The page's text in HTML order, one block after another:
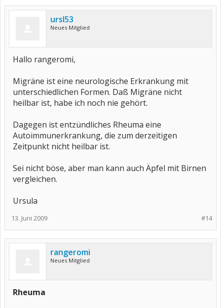
ursl53
Neues Mitglied
Hallo rangeromi,
Migräne ist eine neurologische Erkrankung mit
unterschiedlichen Formen. Daß Migräne nicht
heilbar ist, habe ich noch nie gehört.
Dagegen ist entzündliches Rheuma eine
Autoimmunerkrankung, die zum derzeitigen
Zeitpunkt nicht heilbar ist.
Sei nicht böse, aber man kann auch Äpfel mit Birnen
vergleichen.
Ursula
#14
13. Juni 2009
rangeromi
Neues Mitglied
Rheuma